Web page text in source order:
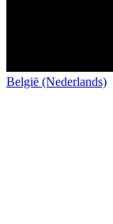
België (Nederlands)